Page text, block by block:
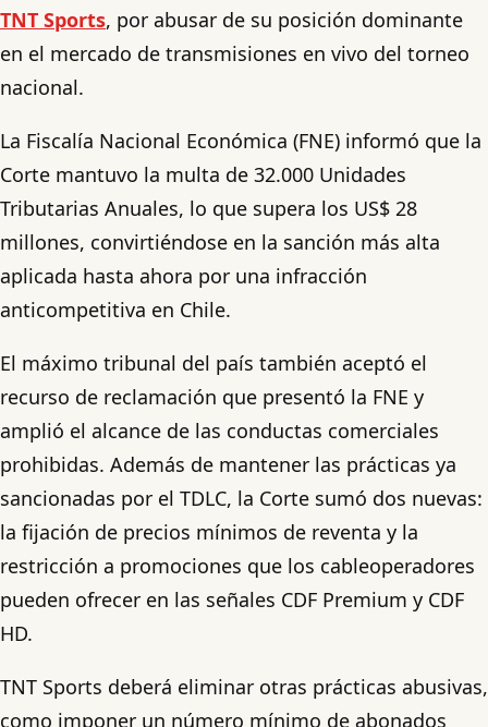
TNT Sports, por abusar de su posición dominante
en el mercado de transmisiones en vivo del torneo
nacional.
La Fiscalía Nacional Económica (FNE) informó que la
Corte mantuvo la multa de 32.000 Unidades
Tributarias Anuales, lo que supera los US$ 28
millones, convirtiéndose en la sanción más alta
aplicada hasta ahora por una infracción
anticompetitiva en Chile.
El máximo tribunal del país también aceptó el
recurso de reclamación que presentó la FNE y
amplió el alcance de las conductas comerciales
prohibidas. Además de mantener las prácticas ya
sancionadas por el TDLC, la Corte sumó dos nuevas:
la fijación de precios mínimos de reventa y la
restricción a promociones que los cableoperadores
pueden ofrecer en las señales CDF Premium y CDF
HD.
TNT Sports deberá eliminar otras prácticas abusivas,
como imponer un número mínimo de abonados